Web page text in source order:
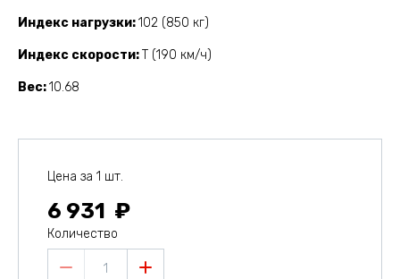
Индекс нагрузки 102 (850 кг)
Индекс скорости T (190 км/ч)
Вес 10.68
Цена за 1 шт.
6 931
Количество
1